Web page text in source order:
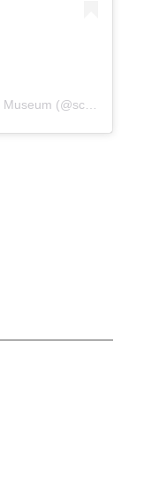
Ein Beitrag geteilt von Schellhammer Museum (@schellhammer_museum)